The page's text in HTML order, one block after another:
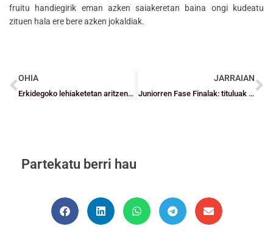
fruitu handiegirik eman azken saiakeretan baina ongi kudeatu
zituen hala ere bere azken jokaldiak.
OHIA
Erkidegoko lehiaketetan aritzen diren bizkaitar senior taldeen jardunaldiaren laburpena (apirilak 23-24)
JARRAIAN
Juniorren Fase Finalak: tituluak eskuratzeko lehia
Partekatu berri hau